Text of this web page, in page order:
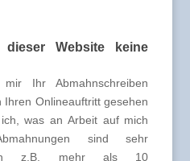
Website keine
Ihr Abmahnschreiben
Onlineauftritt gesehen
was an Arbeit auf mich
sind sehr
z.B. mehr als 10